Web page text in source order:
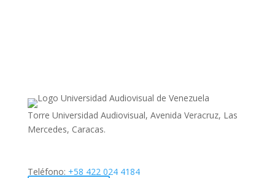
Torre Universidad Audiovisual, Avenida Veracruz, Las
Mercedes, Caracas.
Teléfono: +58 422 024 4184